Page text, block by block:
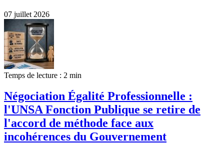
07 juillet 2026
Temps de lecture : 2 min
Négociation Égalité Professionnelle :
l'UNSA Fonction Publique se retire de
l'accord de méthode face aux
incohérences du Gouvernement